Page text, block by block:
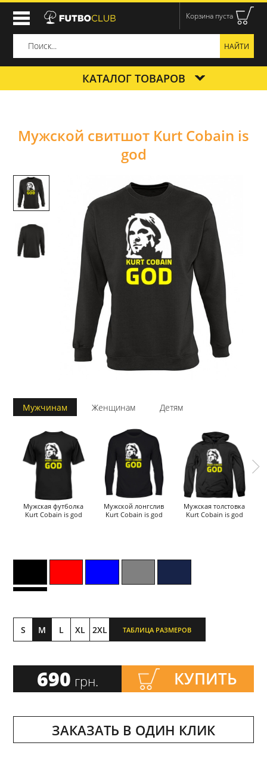
Корзина пуста
КАТАЛОГ ТОВАРОВ
Мужской свитшот Kurt Cobain is
god
Мужчинам Женщинам Детям
Мужская футболка
Kurt Cobain is god
Мужской лонгслив
Kurt Cobain is god
Мужская толстовка
Kurt Cobain is god
S M L XL 2XL ТАБЛИЦА РАЗМЕРОВ
690 грн. КУПИТЬ
ЗАКАЗАТЬ В ОДИН КЛИК